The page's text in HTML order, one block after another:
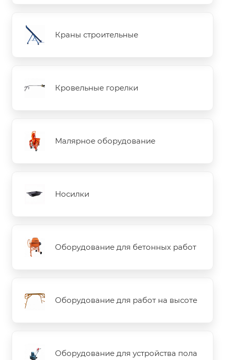
Краны строительные
Кровельные горелки
Малярное оборудование
Носилки
Оборудование для бетонных работ
Оборудование для работ на высоте
Оборудование для устройства пола